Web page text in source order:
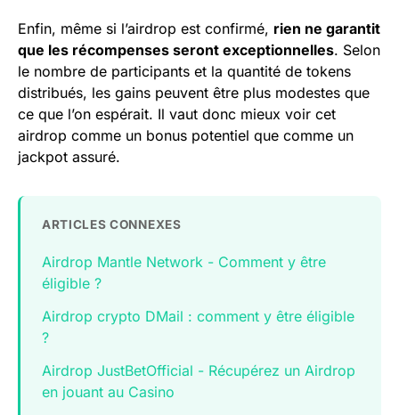
Enfin, même si l’airdrop est confirmé, rien ne garantit
que les récompenses seront exceptionnelles. Selon
le nombre de participants et la quantité de tokens
distribués, les gains peuvent être plus modestes que
ce que l’on espérait. Il vaut donc mieux voir cet
airdrop comme un bonus potentiel que comme un
jackpot assuré.
ARTICLES CONNEXES
Airdrop Mantle Network - Comment y être
éligible ?
Airdrop crypto DMail : comment y être éligible
?
Airdrop JustBetOfficial - Récupérez un Airdrop
en jouant au Casino